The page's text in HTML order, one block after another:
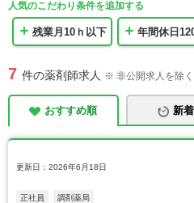
人気のこだわり条件を追加する
残業月10ｈ以下 年間休日
7 件の薬剤師求人 ※ 非公開求人を除く
おすすめ順 新
更新日：2026年6月18日
正社員 調剤薬局